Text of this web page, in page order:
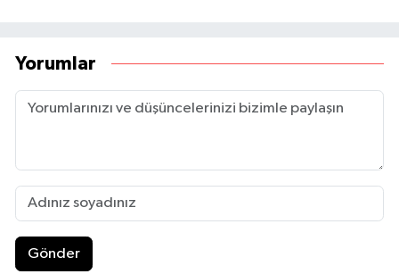
Yorumlar
Gönder